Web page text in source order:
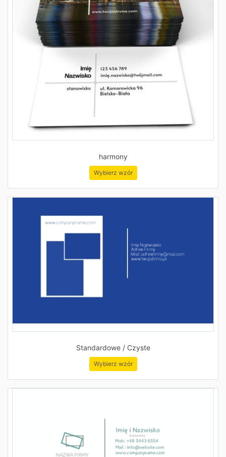
harmony
Wybierz wzór
Standardowe / Czyste
Wybierz wzór